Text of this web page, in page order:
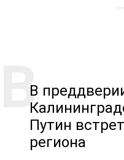
В
Путин
региона